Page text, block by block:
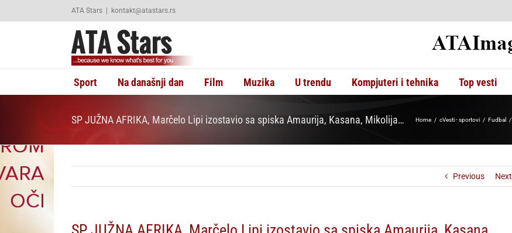
ATA Stars | kontakt@atastars.rs
Sport Na današnji dan Film Muzika U trendu Kompjuteri i tehnika Top vesti
SP JUŽNA AFRIKA, Marčelo Lipi izostavio sa spiska Amaurija, Kasana, Mikolija… Home cVesti - sportovi Fudbal
Previous Next